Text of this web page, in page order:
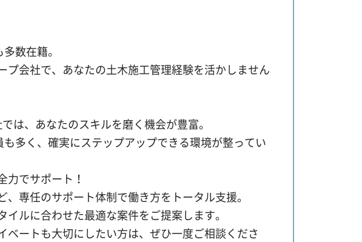
数在籍。
会社で、あなたの土木施工管理経験を活かしません
は、あなたのスキルを磨く機会が豊富。
多く、確実にステップアップできる環境が整ってい
でサポート！
専任のサポート体制で働き方をトータル支援。
ルに合わせた最適な案件をご提案します。
ートも大切にしたい方は、ぜひ一度ご相談くださ